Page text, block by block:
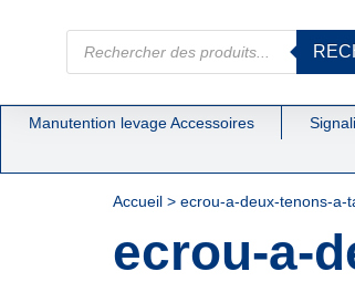
Manutention levage Accessoires
Accueil > ecrou-a-deux-tenons-a-
ecrou-a-